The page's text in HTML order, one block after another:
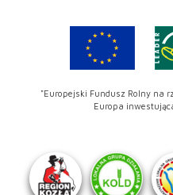
"Europejski Fundusz Rolny na
Europa